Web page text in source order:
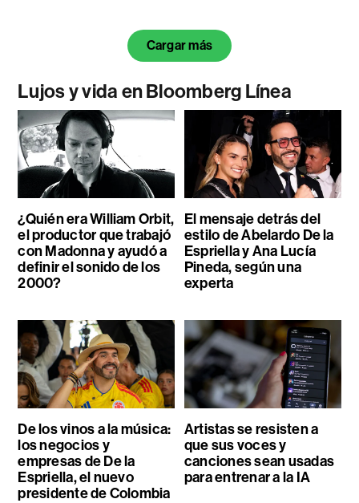
Cargar más
Lujos y vida en Bloomberg Línea
¿Quién era William Orbit,
el productor que trabajó
con Madonna y ayudó a
definir el sonido de los
2000?
El mensaje detrás del
estilo de Abelardo De la
Espriella y Ana Lucía
Pineda, según una
experta
De los vinos a la música:
los negocios y
empresas de De la
Espriella, el nuevo
presidente de Colombia
Artistas se resisten a
que sus voces y
canciones sean usadas
para entrenar a la IA